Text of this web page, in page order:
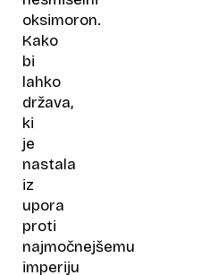
oksimoron.
Kako
bi
lahko
država,
ki
je
nastala
iz
upora
proti
najmočnejšemu
imperiju